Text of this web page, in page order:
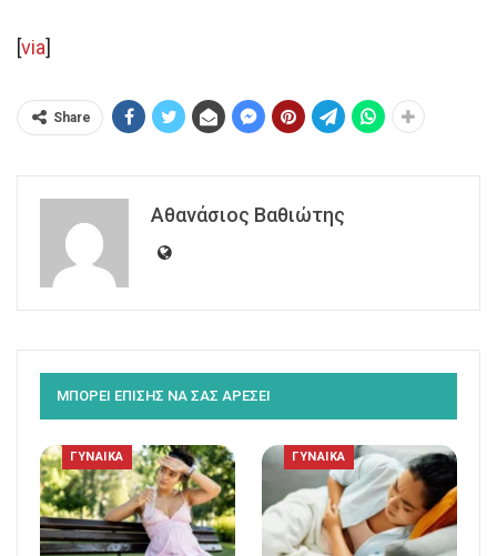
[via]
Share
Αθανάσιος Βαθιώτης
ΜΠΟΡΕΙ ΕΠΙΣΗΣ ΝΑ ΣΑΣ ΑΡΕΣΕΙ
ΓΥΝΑΙΚΑ ΓΥΝΑΙΚΑ